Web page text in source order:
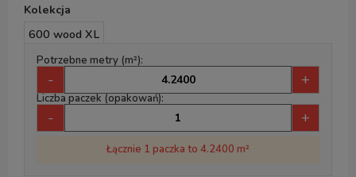
Kolekcja
600 wood XL
Potrzebne metry (m²):
- +
Liczba paczek (opakowań):
- +
Łącznie 1 paczka to 4.2400 m²